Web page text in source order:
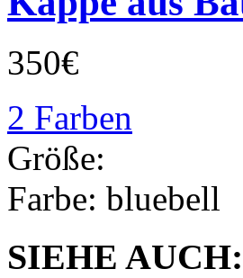
350€
2 Farben
Größe:
Farbe: bluebell
SIEHE AUCH: